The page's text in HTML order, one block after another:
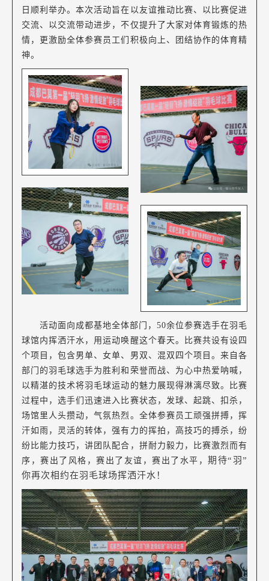
日顺利举办。本次活动旨在以友谊推动比赛、以比赛促进
交流、以交流带动进步，不仅提升了大家对体育锻炼的热
情，更激励全体参赛员工们积极向上、团结协作的体育精
神。
活动面向成都基地全体部门，50余位参赛选手在羽毛
球馆内挥洒汗水，用运动唤醒这个春天。比赛共设有设四
个项目，包含男单、女单、男双、混双四个项目。来自各
部门的羽毛球选手为胜利和荣誉而战、为心中热爱呐喊，
以精湛的技术将羽毛球运动的魅力展现得淋漓尽致。比赛
过程中，选手们迅速进入比赛状态，发球、起跳、扣杀，
场馆里人头攒动，气氛热烈。全体参赛员工顽强拼搏，挥
汗如雨，灵活的转体，强有力的挥拍，高技巧的搏杀，纷
纷比能力技巧，讲团队配合，拼耐力毅力，比赛激烈而有
序，赛出了风格，赛出了友谊，赛出了水平， 期待“羽”
你再次相约在羽毛球场挥洒汗水！